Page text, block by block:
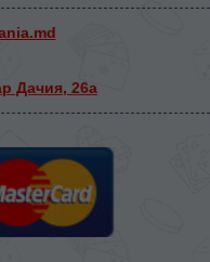
Дачия, 26а